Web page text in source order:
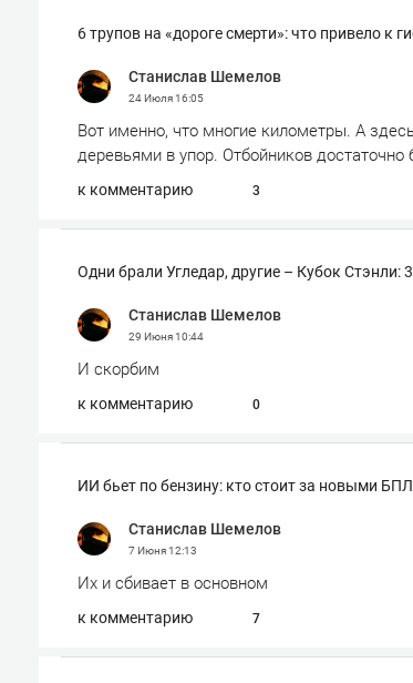
6 трупов на «дороге смерти»: что привело к
Станислав Шемелов
24 Июля16:05
Вот именно, что многие километры. А
деревьями в упор. Отбойников достаточно
к комментарию 3
Одни брали Угледар, другие – Кубок Стэнли:
Станислав Шемелов
29 Июня10:44
И скорбим
к комментарию 0
ИИ бьет по бензину: кто стоит за новыми
Станислав Шемелов
7 Июня12:13
Их и сбивает в основном
к комментарию 7